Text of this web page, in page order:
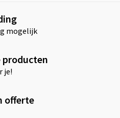
mogelijk
producten
je!
offerte